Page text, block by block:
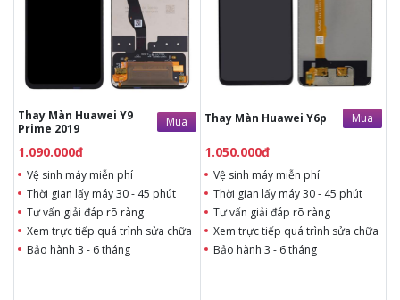
Thay Màn Huawei Y9
Prime 2019
Mua
1.090.000đ
Vệ sinh máy miễn phí
Thời gian lấy máy 30 - 45 phút
Tư vấn giải đáp rõ ràng
Xem trực tiếp quá trình sửa chữa
Bảo hành 3 - 6 tháng
Tư vấn giải đáp rõ ràng
Xem trực tiếp quá trình
thay/ép mặt kính
Tùy ý lựa chọn mặt
kính thay
Bảo hành 12 tháng
Thay Màn Huawei Y6p Mua
1.050.000đ
Vệ sinh máy miễn phí
Thời gian lấy máy 30 - 45 phút
Tư vấn giải đáp rõ ràng
Xem trực tiếp quá trình sửa chữa
Bảo hành 3 - 6 tháng
Tư vấn giải đáp rõ ràng
Xem trực tiếp quá trình
thay/ép mặt kính
Bảo hành 12 tháng